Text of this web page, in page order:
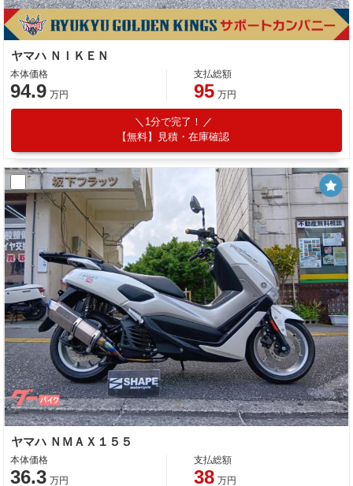
ヤマハ ＮＩＫＥＮ
本体価格
94.9 万円
支払総額
95 万円
1分で完了！
【無料】見積・在庫確認
ヤマハ ＮＭＡＸ１５５
本体価格
36.3 万円
支払総額
38 万円